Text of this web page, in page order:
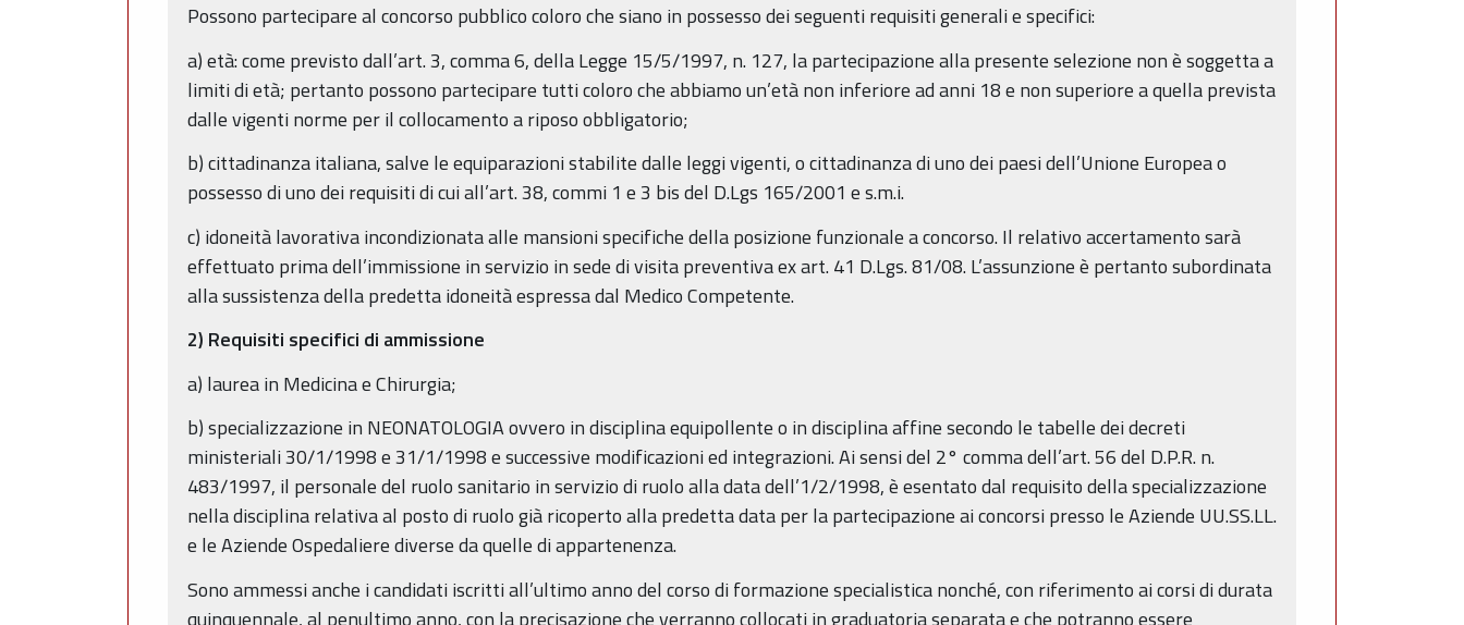
Possono partecipare al concorso pubblico coloro che siano in possesso dei seguenti requisiti generali e specifici:
a) età: come previsto dall’art. 3, comma 6, della Legge 15/5/1997, n. 127, la partecipazione alla presente selezione non è soggetta a
limiti di età; pertanto possono partecipare tutti coloro che abbiamo un’età non inferiore ad anni 18 e non superiore a quella prevista
dalle vigenti norme per il collocamento a riposo obbligatorio;
b) cittadinanza italiana, salve le equiparazioni stabilite dalle leggi vigenti, o cittadinanza di uno dei paesi dell’Unione Europea o
possesso di uno dei requisiti di cui all’art. 38, commi 1 e 3 bis del D.Lgs 165/2001 e s.m.i.
c) idoneità lavorativa incondizionata alle mansioni specifiche della posizione funzionale a concorso. Il relativo accertamento sarà
effettuato prima dell’immissione in servizio in sede di visita preventiva ex art. 41 D.Lgs. 81/08. L’assunzione è pertanto subordinata
alla sussistenza della predetta idoneità espressa dal Medico Competente.
2) Requisiti specifici di ammissione
a) laurea in Medicina e Chirurgia;
b) specializzazione in NEONATOLOGIA ovvero in disciplina equipollente o in disciplina affine secondo le tabelle dei decreti
ministeriali 30/1/1998 e 31/1/1998 e successive modificazioni ed integrazioni. Ai sensi del 2° comma dell’art. 56 del D.P.R. n.
483/1997, il personale del ruolo sanitario in servizio di ruolo alla data dell’1/2/1998, è esentato dal requisito della specializzazione
nella disciplina relativa al posto di ruolo già ricoperto alla predetta data per la partecipazione ai concorsi presso le Aziende UU.SS.LL.
e le Aziende Ospedaliere diverse da quelle di appartenenza.
Sono ammessi anche i candidati iscritti all’ultimo anno del corso di formazione specialistica nonché, con riferimento ai corsi di durata
quinquennale, al penultimo anno, con la precisazione che verranno collocati in graduatoria separata e che potranno essere